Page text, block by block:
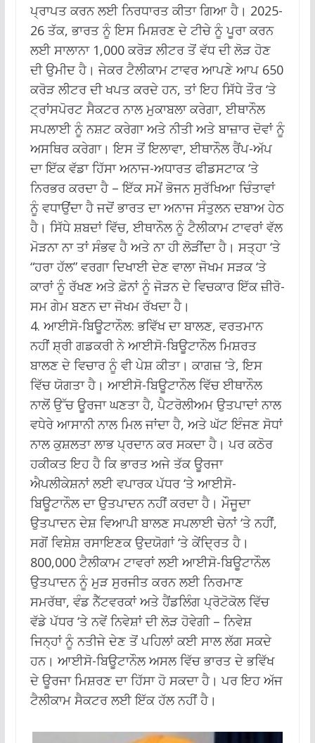
ਪ੍ਰਾਪਤ ਕਰਨ ਲਈ ਨਿਰਧਾਰਤ ਕੀਤਾ ਗਿਆ ਹੈ। 2025-
26 ਤੱਕ, ਭਾਰਤ ਨੂੰ ਇਸ ਮਿਸ਼ਰਣ ਦੇ ਟੀਚੇ ਨੂੰ ਪੂਰਾ ਕਰਨ
ਲਈ ਸਾਲਾਨਾ 1,000 ਕਰੋੜ ਲੀਟਰ ਤੋਂ ਵੱਧ ਦੀ ਲੋੜ ਹੋਣ
ਦੀ ਉਮੀਦ ਹੈ। ਜੇਕਰ ਟੈਲੀਕਾਮ ਟਾਵਰ ਆਪਣੇ ਆਪ 650
ਕਰੋੜ ਲੀਟਰ ਦੀ ਖਪਤ ਕਰਦੇ ਹਨ, ਤਾਂ ਇਹ ਸਿੱਧੇ ਤੌਰ ‘ਤੇ
ਟ੍ਰਾਂਸਪੋਰਟ ਸੈਕਟਰ ਨਾਲ ਮੁਕਾਬਲਾ ਕਰੇਗਾ, ਈਥਾਨੌਲ
ਸਪਲਾਈ ਨੂੰ ਨਸ਼ਟ ਕਰੇਗਾ ਅਤੇ ਨੀਤੀ ਅਤੇ ਬਾਜ਼ਾਰ ਦੋਵਾਂ ਨੂੰ
ਅਸਥਿਰ ਕਰੇਗਾ। ਇਸ ਤੋਂ ਇਲਾਵਾ, ਈਥਾਨੌਲ ਰੈਂਪ-ਅੱਪ
ਦਾ ਇੱਕ ਵੱਡਾ ਹਿੱਸਾ ਅਨਾਜ-ਅਧਾਰਤ ਫੀਡਸਟਾਕ ‘ਤੇ
ਨਿਰਭਰ ਕਰਦਾ ਹੈ – ਇੱਕ ਸਮੇਂ ਭੋਜਨ ਸੁਰੱਖਿਆ ਚਿੰਤਾਵਾਂ
ਨੂੰ ਵਧਾਉਂਦਾ ਹੈ ਜਦੋਂ ਭਾਰਤ ਦਾ ਅਨਾਜ ਸੰਤੁਲਨ ਦਬਾਅ ਹੇਠ
ਹੈ। ਸਿੱਧੇ ਸ਼ਬਦਾਂ ਵਿੱਚ, ਈਥਾਨੌਲ ਨੂੰ ਟੈਲੀਕਾਮ ਟਾਵਰਾਂ ਵੱਲ
ਮੋੜਨਾ ਨਾ ਤਾਂ ਸੰਭਵ ਹੈ ਅਤੇ ਨਾ ਹੀ ਲੋੜੀਂਦਾ ਹੈ। ਸਤ੍ਹਾ ‘ਤੇ
“ਹਰਾ ਹੱਲ” ਵਰਗਾ ਦਿਖਾਈ ਦੇਣ ਵਾਲਾ ਜੋਖਮ ਸੜਕ ‘ਤੇ
ਕਾਰਾਂ ਨੂੰ ਰੱਖਣ ਅਤੇ ਫ਼ੋਨਾਂ ਨੂੰ ਜੋੜਨ ਦੇ ਵਿਚਕਾਰ ਇੱਕ ਜ਼ੀਰੋ-
ਸਮ ਗੇਮ ਬਣਨ ਦਾ ਜੋਖਮ ਰੱਖਦਾ ਹੈ।
4. ਆਈਸੋ-ਬਿਊਟਾਨੌਲ: ਭਵਿੱਖ ਦਾ ਬਾਲਣ, ਵਰਤਮਾਨ
ਨਹੀਂ ਸ਼੍ਰੀ ਗਡਕਰੀ ਨੇ ਆਈਸੋ-ਬਿਊਟਾਨੌਲ ਮਿਸ਼ਰਤ
ਬਾਲਣ ਦੇ ਵਿਚਾਰ ਨੂੰ ਵੀ ਪੇਸ਼ ਕੀਤਾ। ਕਾਗਜ਼ ‘ਤੇ, ਇਸ
ਵਿੱਚ ਯੋਗਤਾ ਹੈ। ਆਈਸੋ-ਬਿਊਟਾਨੌਲ ਵਿੱਚ ਈਥਾਨੌਲ
ਨਾਲੋਂ ਉੱਚ ਊਰਜਾ ਘਣਤਾ ਹੈ, ਪੈਟਰੋਲੀਅਮ ਉਤਪਾਦਾਂ ਨਾਲ
ਵਧੇਰੇ ਆਸਾਨੀ ਨਾਲ ਮਿਲ ਜਾਂਦਾ ਹੈ, ਅਤੇ ਘੱਟ ਇੰਜਣ ਸੋਧਾਂ
ਨਾਲ ਕੁਸ਼ਲਤਾ ਲਾਭ ਪ੍ਰਦਾਨ ਕਰ ਸਕਦਾ ਹੈ। ਪਰ ਕਠੋਰ
ਹਕੀਕਤ ਇਹ ਹੈ ਕਿ ਭਾਰਤ ਅਜੇ ਤੱਕ ਊਰਜਾ
ਐਪਲੀਕੇਸ਼ਨਾਂ ਲਈ ਵਪਾਰਕ ਪੱਧਰ ‘ਤੇ ਆਈਸੋ-
ਬਿਊਟਾਨੌਲ ਦਾ ਉਤਪਾਦਨ ਨਹੀਂ ਕਰਦਾ ਹੈ। ਮੌਜੂਦਾ
ਉਤਪਾਦਨ ਦੇਸ਼ ਵਿਆਪੀ ਬਾਲਣ ਸਪਲਾਈ ਚੇਨਾਂ ‘ਤੇ ਨਹੀਂ,
ਸਗੋਂ ਵਿਸ਼ੇਸ਼ ਰਸਾਇਣਕ ਉਦਯੋਗਾਂ ‘ਤੇ ਕੇਂਦ੍ਰਿਤ ਹੈ।
800,000 ਟੈਲੀਕਾਮ ਟਾਵਰਾਂ ਲਈ ਆਈਸੋ-ਬਿਊਟਾਨੌਲ
ਉਤਪਾਦਨ ਨੂੰ ਮੁੜ ਸੁਰਜੀਤ ਕਰਨ ਲਈ ਨਿਰਮਾਣ
ਸਮਰੱਥਾ, ਵੰਡ ਨੈੱਟਵਰਕਾਂ ਅਤੇ ਹੈਂਡਲਿੰਗ ਪ੍ਰੋਟੋਕੋਲ ਵਿੱਚ
ਵੱਡੇ ਪੱਧਰ ‘ਤੇ ਨਵੇਂ ਨਿਵੇਸ਼ਾਂ ਦੀ ਲੋੜ ਹੋਵੇਗੀ – ਨਿਵੇਸ਼
ਜਿਨ੍ਹਾਂ ਨੂੰ ਨਤੀਜੇ ਦੇਣ ਤੋਂ ਪਹਿਲਾਂ ਕਈ ਸਾਲ ਲੱਗ ਸਕਦੇ
ਹਨ। ਆਈਸੋ-ਬਿਊਟਾਨੌਲ ਅਸਲ ਵਿੱਚ ਭਾਰਤ ਦੇ ਭਵਿੱਖ
ਦੇ ਊਰਜਾ ਮਿਸ਼ਰਣ ਦਾ ਹਿੱਸਾ ਹੋ ਸਕਦਾ ਹੈ। ਪਰ ਇਹ ਅੱਜ
ਟੈਲੀਕਾਮ ਸੈਕਟਰ ਲਈ ਇੱਕ ਹੱਲ ਨਹੀਂ ਹੈ।